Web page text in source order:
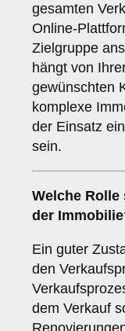
gesamten
Online-
Zielgruppe
hängt von
gewünschten
komplexe
der Einsatz
sein.
Welche Rolle
der Immobilie
Ein guter
den
dem Verkauf